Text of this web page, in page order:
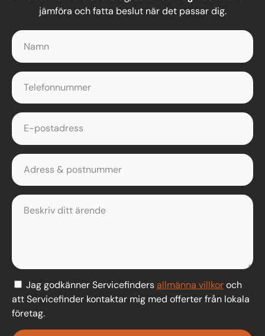
jämföra och fatta beslut när det passar dig.
Jag godkänner Servicefindersallmänna villkoroch
att Servicefinder kontaktar mig med offerter från lokala
företag.